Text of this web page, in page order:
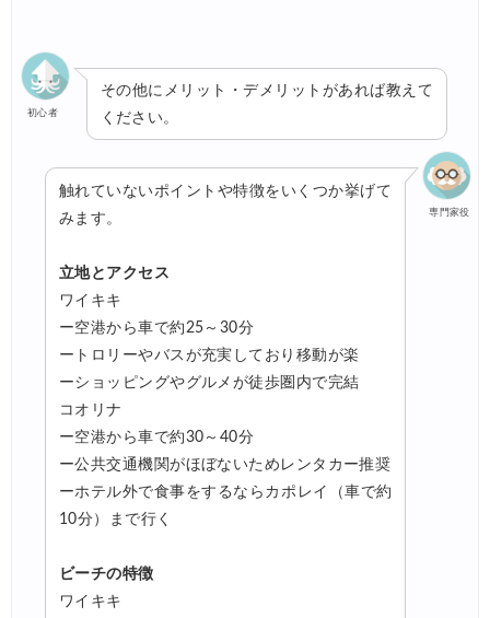
初心者
その他にメリット・デメリットがあれば教えて
ください。
専門家役
触れていないポイントや特徴をいくつか挙げて
みます。
立地とアクセス
ワイキキ
ー空港から車で約25～30分
ートロリーやバスが充実しており移動が楽
ーショッピングやグルメが徒歩圏内で完結
コオリナ
ー空港から車で約30～40分
ー公共交通機関がほぼないためレンタカー推奨
ーホテル外で食事をするならカポレイ（車で約
10分）まで行く
ビーチの特徴
ワイキキ